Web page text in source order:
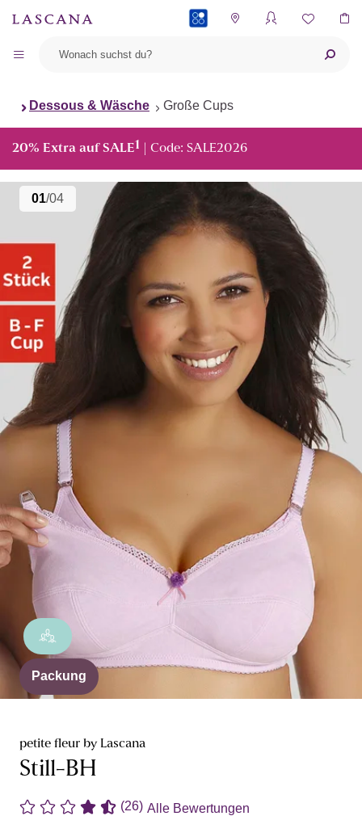
Dessous & Wäsche Große Cups
20% Extra auf SALE1 | Code: SALE2026
01/04
Packung
petite fleur by Lascana
Still-BH
(26) Alle Bewertungen